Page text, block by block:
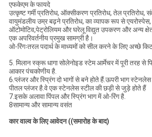
एफकेएम के फायदे
उत्कृष्ट गर्मी प्रतिरोध, ऑक्सीकरण प्रतिरोध, तेल प्रतिरोध,
वायुमंडलीय उम्र बढ़ने प्रतिरोध, का व्यापक रूप से एयरोस्पेस,
ऑटोमोटिव,पेट्रोलियम और घरेलू विद्युत उपकरण और अन्य क्षेत्र,
एक अपरिवर्तनीय प्रमुख सामग्री है।
ओ-रिंगःतरल पदार्थ के माध्यमों को सील करने के लिए अच्छे
5. मिलान स्क्रू धागा सोलेनोइड स्टेम आर्मेचर में पूरी तरह से
आकार पंचकोणीय है.
6.प्लंजर और स्प्रिंग दो भागों से बने होते हैं.ऊपरी भाग स्टेनलेस
पीतल प्लंजर है.वे एक स्टेनलेस स्टील की छड़ी से जुड़े होते हैं
7.इसके अलावा पिंपल और स्प्रिंग भाग में ओ-रिंग है.
8सामान्य और सामान्य वसंत
कार वाल्व के लिए आवेदन ((समारोह के बाद)